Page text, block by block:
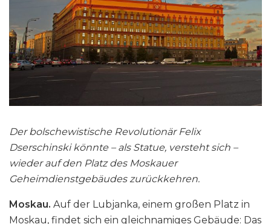
Der bolschewistische Revolutionär Felix
Dserschinski könnte – als Statue, versteht sich –
wieder auf den Platz des Moskauer
Geheimdienstgebäudes zurückkehren.
Moskau. Auf der Lubjanka, einem großen Platz in
Moskau, findet sich ein gleichnamiges Gebäude: Das